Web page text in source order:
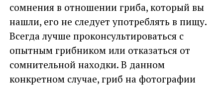
сомнения в отношении гриба, который вы
нашли, его не следует употреблять в пищу.
Всегда лучше проконсультироваться с
опытным грибником или отказаться от
сомнительной находки. В данном
конкретном случае, гриб на фотографии